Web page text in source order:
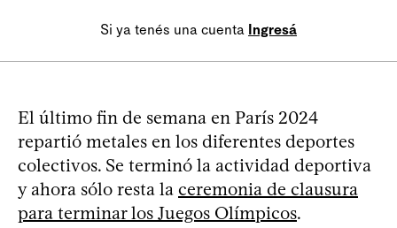
Si ya tenés una cuenta Ingresá
El último fin de semana en París 2024
repartió metales en los diferentes deportes
colectivos. Se terminó la actividad deportiva
y ahora sólo resta la ceremonia de clausura
para terminar los Juegos Olímpicos.